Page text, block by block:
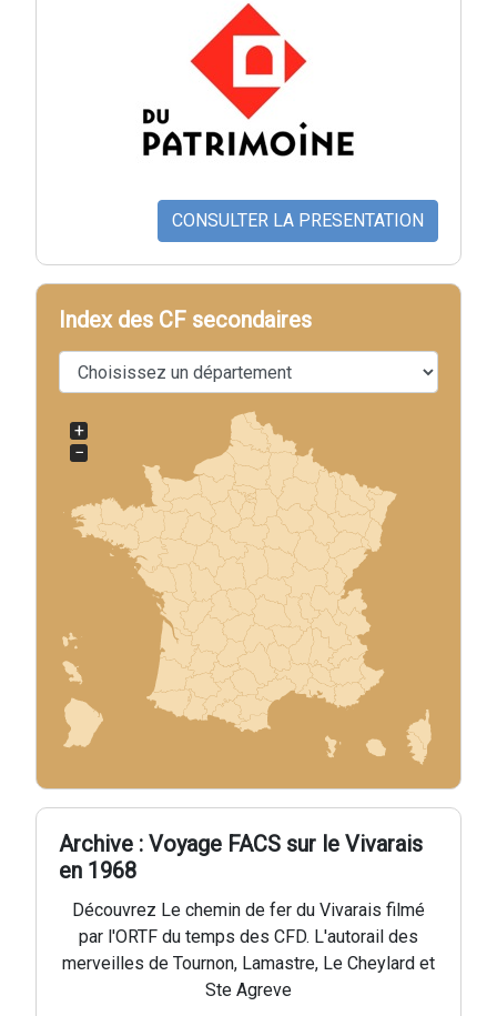
CONSULTER LA PRESENTATION
Index des CF secondaires
+
−
Archive : Voyage FACS sur le Vivarais
en 1968
Découvrez Le chemin de fer du Vivarais filmé
par l'ORTF du temps des CFD. L'autorail des
merveilles de Tournon, Lamastre, Le Cheylard et
Ste Agreve